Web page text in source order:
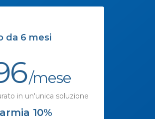
da 6 mesi
/mese
in un'unica soluzione
10%